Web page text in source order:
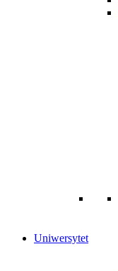
Uniwersytet